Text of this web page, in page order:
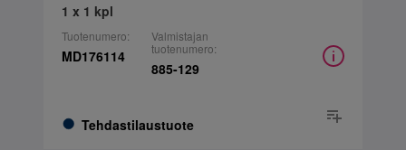
1 x 1 kpl
Tuotenumero:
MD176114
Tehdastilaustuote
Valmistajan
tuotenumero:
885-129